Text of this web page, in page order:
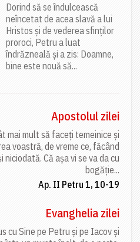
Dorind să se îndulcească
neîncetat de acea slavă a lui
Hristos și de vederea sfinților
proroci, Petru a luat
îndrăzneală și a zis: Doamne,
bine este nouă să...
Apostolul zilei
mai mult să faceți temeinice și
voastră, de vreme ce, făcând
Că așa vi se va da cu
bogăție...
Ap. II Petru 1, 10-19
Evanghelia zilei
cu Sine pe Petru și pe Iacov și